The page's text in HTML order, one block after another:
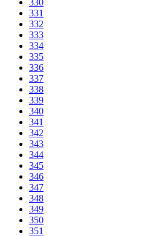
330
331
332
333
334
335
336
337
338
339
340
341
342
343
344
345
346
347
348
349
350
351